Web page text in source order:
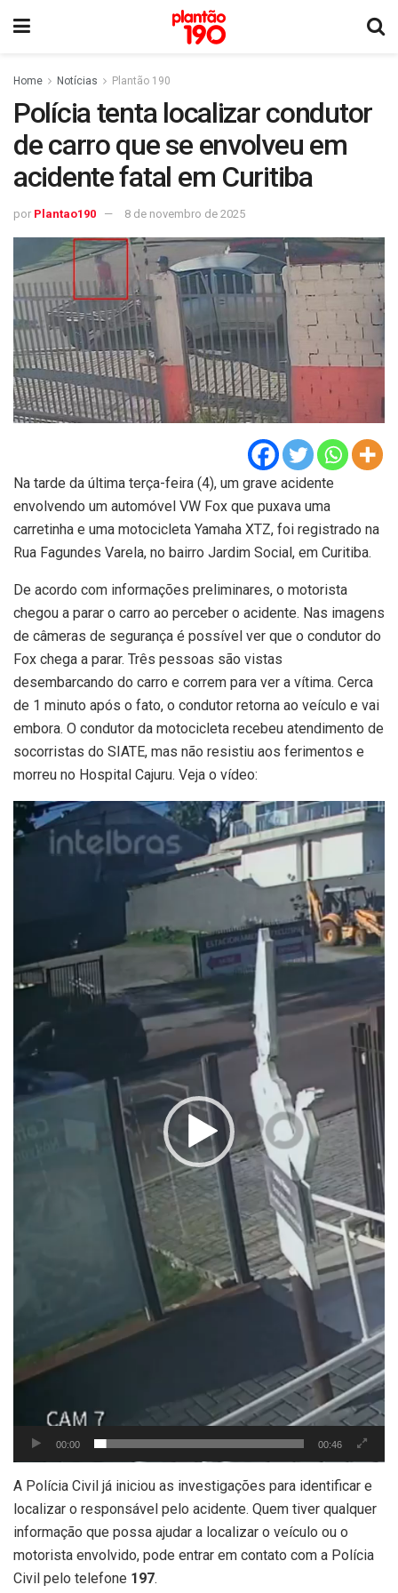
Home Notícias Plantão 190
Polícia tenta localizar condutor
de carro que se envolveu em
acidente fatal em Curitiba
por Plantao190 8 de novembro de 2025
Na tarde da última terça-feira (4), um grave acidente
envolvendo um automóvel VW Fox que puxava uma
carretinha e uma motocicleta Yamaha XTZ, foi registrado na
Rua Fagundes Varela, no bairro Jardim Social, em Curitiba.
De acordo com informações preliminares, o motorista
chegou a parar o carro ao perceber o acidente. Nas imagens
de câmeras de segurança é possível ver que o condutor do
Fox chega a parar. Três pessoas são vistas
desembarcando do carro e correm para ver a vítima. Cerca
de 1 minuto após o fato, o condutor retorna ao veículo e vai
embora. O condutor da motocicleta recebeu atendimento de
socorristas do SIATE, mas não resistiu aos ferimentos e
morreu no Hospital Cajuru. Veja o vídeo:
Tocador
de
00:00 00:46
A Polícia Civil já iniciou as investigações para identificar e
localizar o responsável pelo acidente. Quem tiver qualquer
informação que possa ajudar a localizar o veículo ou o
motorista envolvido, pode entrar em contato com a Polícia
Civil pelo telefone 197.